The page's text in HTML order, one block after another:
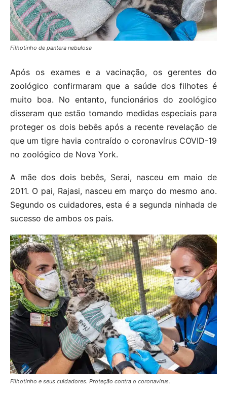
Filhotinho de pantera nebulosa
Após os exames e a vacinação, os gerentes do
zoológico confirmaram que a saúde dos filhotes é
muito boa. No entanto, funcionários do zoológico
disseram que estão tomando medidas especiais para
proteger os dois bebês após a recente revelação de
que um tigre havia contraído o coronavírus COVID-19
no zoológico de Nova York.
A mãe dos dois bebês, Serai, nasceu em maio de
2011. O pai, Rajasi, nasceu em março do mesmo ano.
Segundo os cuidadores, esta é a segunda ninhada de
sucesso de ambos os pais.
Filhotinho e seus cuidadores. Proteção contra o coronavírus.